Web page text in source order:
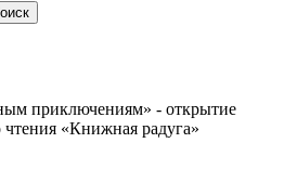
приключениям» - открытие
чтения «Книжная радуга»